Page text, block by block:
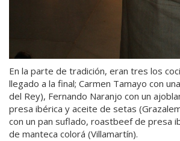
En la parte de tradición, eran tres los
llegado a la final; Carmen Tamayo con
del Rey), Fernando Naranjo con un
presa ibérica y aceite de setas
con un pan suflado, roastbeef de presa
de manteca colorá (Villamartín).